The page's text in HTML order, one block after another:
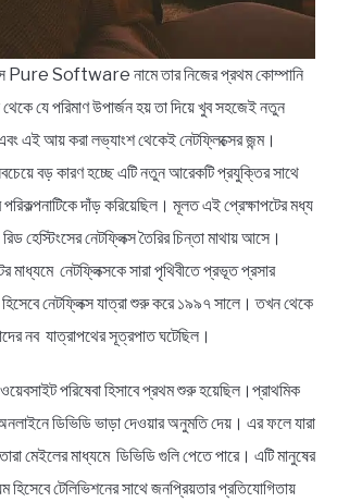
Pure Software নামে তার নিজের প্রথম কোম্পানি
যে পরিমাণ উপার্জন হয় তা দিয়ে খুব সহজেই নতুন
এই আয় করা লভ্যাংশ থেকেই নেটফ্লিক্সের জন্ম।
বড় কারণ হচ্ছে এটি নতুন আরেকটি প্রযুক্তির সাথে
দাঁড় করিয়েছিল। মূলত এই প্রেক্ষাপটের মধ্য
রিড হেস্টিংসের নেটফ্লিক্স তৈরির চিন্তা মাথায় আসে।
মাধ্যমে নেটফ্লিক্সকে সারা পৃথিবীতে প্রভূত প্রসার
নেটফ্লিক্স যাত্রা শুরু করে ১৯৯৭ সালে। তখন থেকে
নব যাত্রাপথের সূত্রপাত ঘটেছিল।
পরিষেবা হিসাবে প্রথম শুরু হয়েছিল।প্রাথমিক
ডিভিডি ভাড়া দেওয়ার অনুমতি দেয়। এর ফলে যারা
মেইলের মাধ্যমে ডিভিডি গুলি পেতে পারে। এটি মানুষের
টেলিভিশনের সাথে জনপ্রিয়তার প্রতিযোগিতায়